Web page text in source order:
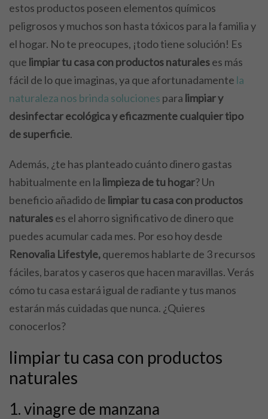
estos productos poseen elementos químicos
peligrosos y muchos son hasta tóxicos para la familia y
el hogar. No te preocupes, ¡todo tiene solución! Es
que limpiar tu casa con productos naturaleses más
fácil de lo que imaginas, ya que afortunadamente la
naturaleza nos brinda soluciones para limpiar y
desinfectar ecológica y eficazmente cualquier tipo
de superficie.
Además, ¿te has planteado cuánto dinero gastas
habitualmente en la limpieza de tu hogar? Un
beneficio añadido de limpiar tu casa con productos
naturaleses el ahorro significativo de dinero que
puedes acumular cada mes. Por eso hoy desde
Renovalia Lifestyle,queremos hablarte de 3 recursos
fáciles, baratos y caseros que hacen maravillas. Verás
cómo tu casa estará igual de radiante y tus manos
estarán más cuidadas que nunca. ¿Quieres
conocerlos?
limpiar tu casa con productos
naturales
1. vinagre de manzana